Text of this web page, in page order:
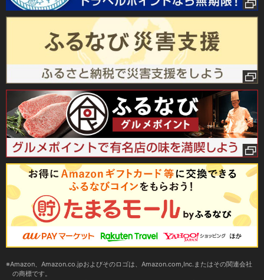
Amazon、Amazon.co.jpおよびそのロゴは、Amazon.com,Inc.またはその関連会社
の商標です。